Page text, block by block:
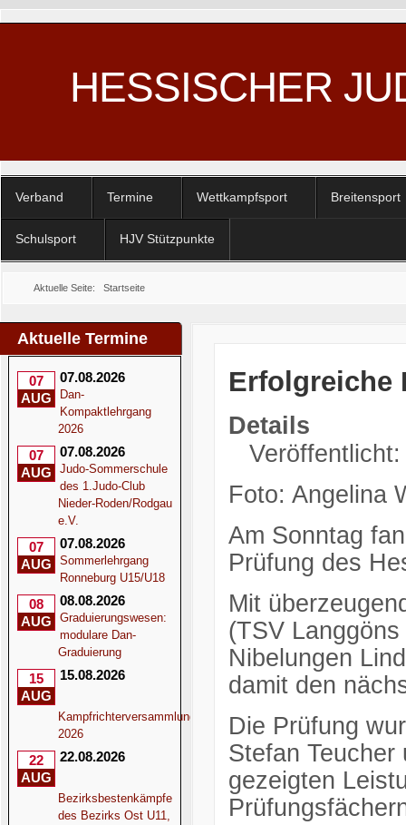
HESSISCHER
Verband Termine Wettkampfsport Breitensport
Schulsport HJV Stützpunkte
Aktuelle Seite: Startseite
Aktuelle Termine
07
AUG
07.08.2026
Dan-
Kompaktlehrgang
2026
07
AUG
07.08.2026
Judo-Sommerschule
des 1.Judo-Club
Nieder-Roden/Rodgau
e.V.
07
AUG
07.08.2026
Sommerlehrgang
Ronneburg U15/U18
08
AUG
08.08.2026
Graduierungswesen:
modulare Dan-
Graduierung
15
AUG
15.08.2026
Kampfrichterversammlung
2026
22
AUG
22.08.2026
Bezirksbestenkämpfe
des Bezirks Ost U11,
Erfolgreiche
Details
Foto: Angelina
Am Sonntag
Prüfung des
Mit
(TSV
Nibelungen
damit den
Die Prüfung
Stefan Teucher
gezeigten